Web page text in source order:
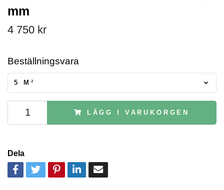
mm
4 750 kr
Beställningsvara
5 M²
LÄGG I VARUKORGEN
Dela